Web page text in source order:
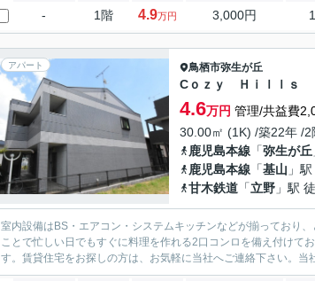
- 1階 4.9万円 3,000円
アパート 鳥栖市弥生が丘
Cｏｚｙ Ｈｉｌｌｓ
4.6万円 管理/共益費
30.00㎡ (1K) /築22年 /2
鹿児島本線 「弥生が丘
鹿児島本線 「基山 」
甘木鉄道 「立野 」駅
室内設備はBS・エアコン・システムキッチンなどが揃っており
ことで忙しい日でもすぐに料理を作れる2口コンロを備え付けて
す。賃貸住宅をお探しの方は、お気軽に当社へご連絡下さい。